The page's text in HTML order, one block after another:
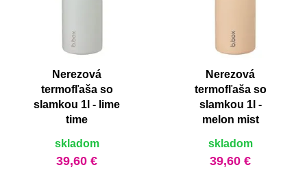
Nerezová
termofľaša so
slamkou 1l - lime
time
skladom
39,60 €
Nerezová
termofľaša so
slamkou 1l -
melon mist
skladom
39,60 €